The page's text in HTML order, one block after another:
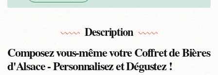
Description
Composez vous-même votre Coffret de Bières
d'Alsace - Personnalisez et Dégustez !